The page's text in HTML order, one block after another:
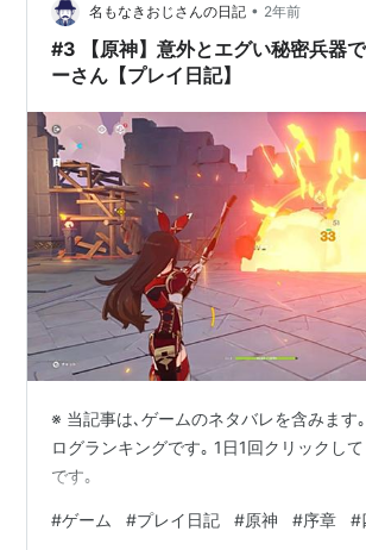
日本国内、の国民の生活が困窮している
んどんバラマキ外交を行い、将来の税負
る事ばかりに熱心なのは何故でしょうか
名もなきおじさんの日記 • 2年前
#3 【原神】意外とエグい秘密兵器
ーさん【プレイ日記】
※ 当記事は､ゲームのネタバレを含みます
ログランキングです｡ 1日1回クリックし
です｡
#ゲーム #プレイ日記 #原神 #序章 #